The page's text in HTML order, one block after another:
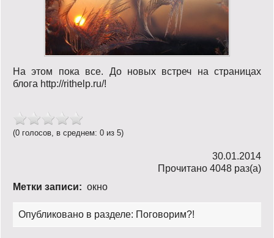
На этом пока все. До новых встреч на страницах
блога http://rithelp.ru/!
(0 голосов, в среднем: 0 из 5)
30.01.2014
Прочитано 4048 раз(a)
Метки записи: окно
Опубликовано в разделе: Поговорим?!